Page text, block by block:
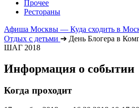
Прочее
Рестораны
Афиша Москвы — Куда сходить в
Отдых с детьми ➔ День Блогера в
ШАГ 2018
Информация о событии
Когда проходит